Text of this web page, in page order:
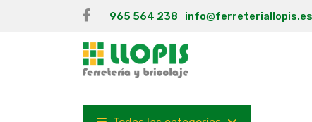
965 564 238 info@ferreteriallopis.es